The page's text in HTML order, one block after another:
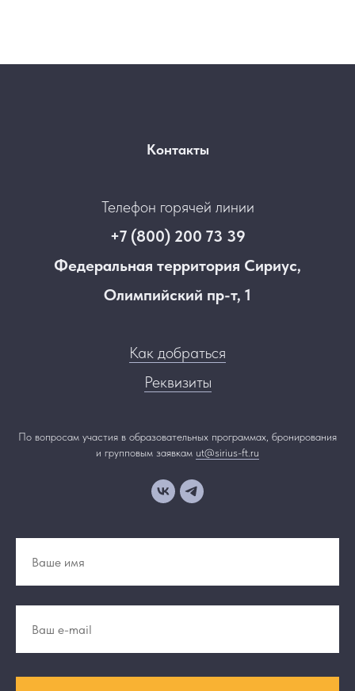
Контакты
Телефон горячей линии
+7 (800) 200 73 39
Федеральная территория Сириус,
Олимпийский пр-т, 1
Как добраться
Реквизиты
По вопросам участия в образовательных программах, бронирования
и групповым заявкам ut@sirius-ft.ru